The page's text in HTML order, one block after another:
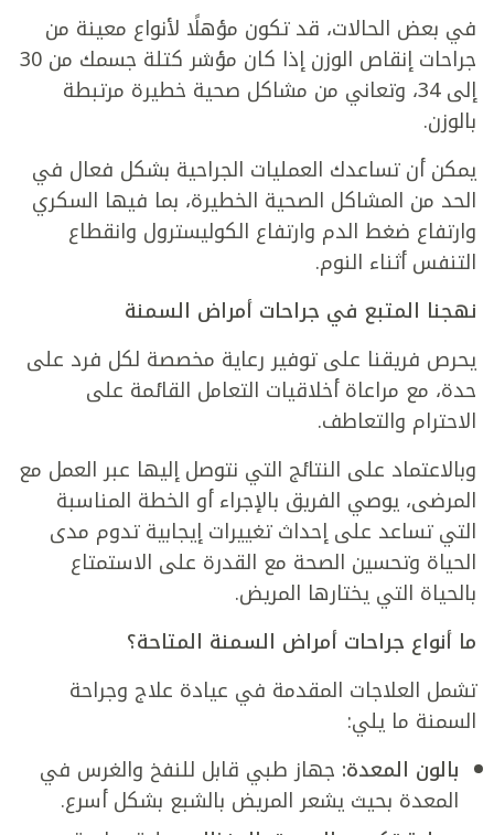
في بعض الحالات، قد تكون مؤهلًا لأنواع معينة من
جراحات إنقاص الوزن إذا كان مؤشر كتلة جسمك من 30
إلى 34، وتعاني من مشاكل صحية خطيرة مرتبطة
بالوزن.
يمكن أن تساعدك العمليات الجراحية بشكل فعال في
الحد من المشاكل الصحية الخطيرة، بما فيها السكري
وارتفاع ضغط الدم وارتفاع الكوليسترول وانقطاع
التنفس أثناء النوم.
نهجنا المتبع في جراحات أمراض السمنة
يحرص فريقنا على توفير رعاية مخصصة لكل فرد على
حدة، مع مراعاة أخلاقيات التعامل القائمة على
الاحترام والتعاطف.
وبالاعتماد على النتائج التي نتوصل إليها عبر العمل مع
المرضى، يوصي الفريق بالإجراء أو الخطة المناسبة
التي تساعد على إحداث تغييرات إيجابية تدوم مدى
الحياة وتحسين الصحة مع القدرة على الاستمتاع
بالحياة التي يختارها المريض.
ما أنواع جراحات أمراض السمنة المتاحة؟
تشمل العلاجات المقدمة في عيادة علاج وجراحة
السمنة ما يلي:
بالون المعدة: جهاز طبي قابل للنفخ والغرس في
المعدة بحيث يشعر المريض بالشبع بشكل أسرع.